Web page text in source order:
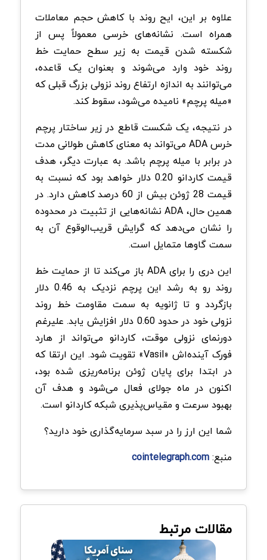
علاوه بر این، ایح روند با کاهش حجم معاملات
همراه است. نشانه‌های خرسی معمولاً پس از
شکسته شدن قیمت به زیر سطح حمایت خط
روند خود وارد می‌شوند و بعنوان یک قاعده،
می‌توانند به اندازه ارتفاع روند نزولی بزرگ قبلی که
«میله پرچم» نامیده می‌شود، سقوط کند.
در نتیجه، یک شکست قاطع در زیر ساختار پرچم
خرس ADA می‌تواند به معنای کاهش طولانی مدت
در برابر با میله پرچم باشد. به عبارت دیگر، هدف
قیمت کاردانو 0.20 دلار خواهد بود که نسبت به
قیمت 28 ژوئن بیش از 60 درصد کاهش دارد. در
همین حال، ADA نشانه‌هایی از تثبیت در محدوده
را نشان می‌دهد که گرایش قریب‌الوقوع آن به
سمت گاوها متمایل است.
این دری را برای ADA باز می‌کند تا از حمایت خط
روند رو به رشد این پرچم نزدیک به 0.46 دلار
بازگردد و تا ژانویه به سمت مقاومت خط روند
نزولی خود در حدود 0.60 دلار افزایش یابد. علیرغم
دورنمای نزولی موقت، کاردانو می‌تواند از هارد
فورک آینده‌اش «Vasil» تقویت شود. این ارتقا که
در ابتدا برای پایان ژوئن برنامه‌ریزی شده بود،
اکنون در ماه جولای فعال می‌شود و هدف آن
بهبود سرعت و مقیاس‌پذیری شبکه کاردانو است.
شما این ارز را در سبد سرمایه‌گذاری خود دارید؟
منبع:cointelegraph.com
مقالات مرتبط